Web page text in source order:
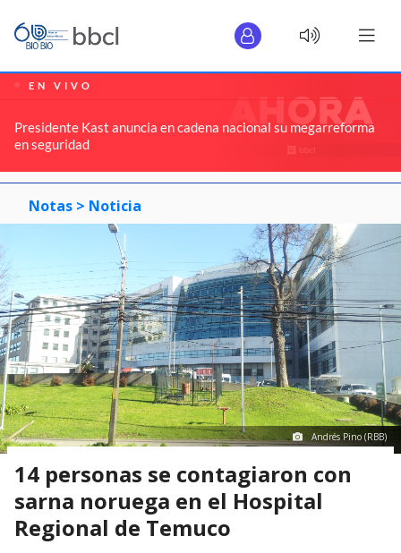
EN VIVO
Presidente Kast anuncia en cadena nacional su megarreforma
en seguridad
Notas > Noticia
Andrés Pino (RBB)
14 personas se contagiaron con
sarna noruega en el Hospital
Regional de Temuco